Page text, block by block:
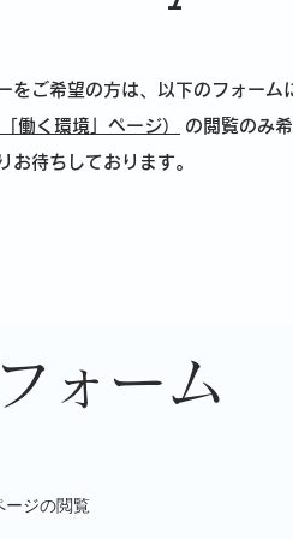
をご希望の方は、以下のフォーム
働く環境」ページ）
の閲覧のみ
お待ちしております。
ォーム
ージの閲覧